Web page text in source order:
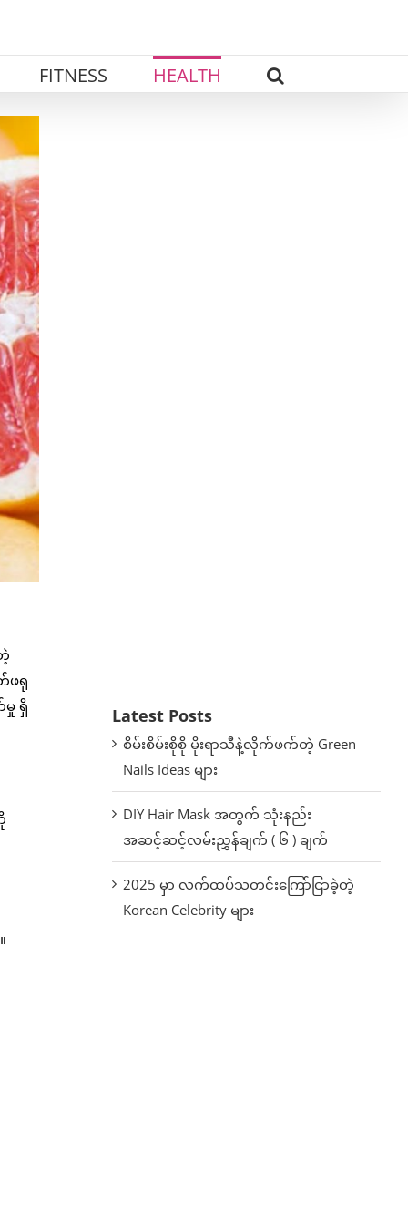
FITNESS HEALTH
ဖရု
မှု ရှိ
Latest Posts
စိမ်းစိမ်းစိုစို မိုးရာသီနဲ့လိုက်ဖက်တဲ့ Green
Nails Ideas များ
DIY Hair Mask အတွက် သုံးနည်း
အဆင့်ဆင့်လမ်းညွှန်ချက် ( ၆ ) ချက်
2025 မှာ လက်ထပ်သတင်းကြော်ငြာခဲ့တဲ့
Korean Celebrity များ